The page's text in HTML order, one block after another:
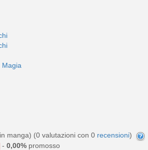
Magia
manga) (0 valutazioni con 0 recensioni)
- 0,00%promosso